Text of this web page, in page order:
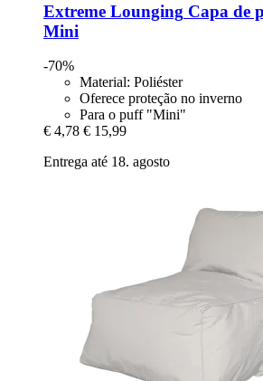
Extreme Lounging Capa de
Mini
-70%
Material: Poliéster
Oferece proteção no inverno
Para o puff "Mini"
€ 4,78 € 15,99
Entrega até 18. agosto